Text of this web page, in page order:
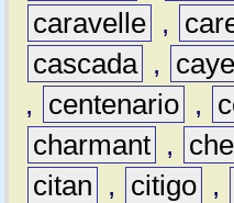
caravelle ,
cascada ,
,
centenario ,
charmant ,
citan
, citigo ,